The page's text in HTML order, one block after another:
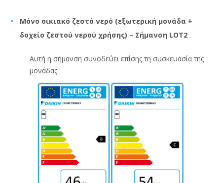
Μόνο οικιακό ζεστό νερό (εξωτερική μονάδα +
δοχείο ζεστού νερού χρήσης) – Σήμανση LOT2
Αυτή η σήμανση συνοδεύει επίσης τη συσκευασία της
μονάδας.